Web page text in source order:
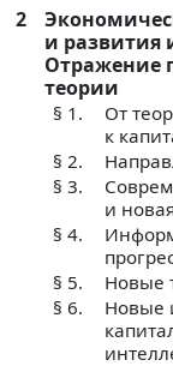
2
и развития
Отражение
теории
§ 1.
От
к
§ 2.
§ 3.
и
§ 4.
§ 5.
Новые
§ 6.
Новые